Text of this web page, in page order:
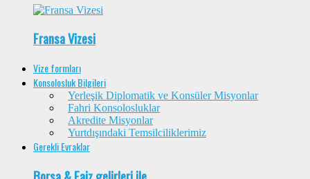
Fransa Vizesi
Vize formları
Konsolosluk Bilgileri
Yerleşik Diplomatik ve Konsüler Misyonlar
Fahri Konsolosluklar
Akredite Misyonlar
Yurtdışındaki Temsilciliklerimiz
Gerekli Evraklar